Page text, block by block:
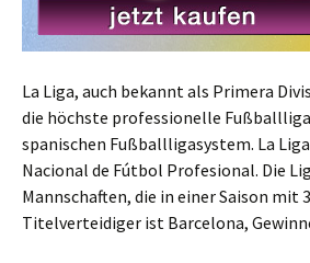
La Liga, auch bekannt als Primera
die höchste professionelle
spanischen Fußballligasystem. La
Nacional de Fútbol Profesional. Die
Mannschaften, die in einer Saison mit
Titelverteidiger ist Barcelona,